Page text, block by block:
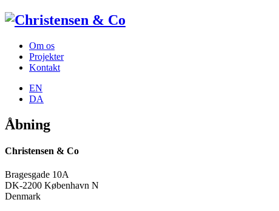
Om os
Projekter
Kontakt
EN
DA
Åbning
Christensen & Co
Bragesgade 10A
DK-2200 København N
Denmark